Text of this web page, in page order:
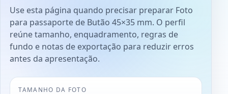
Use esta página quando precisar preparar Foto
para passaporte de Butão 45×35 mm. O perfil
reúne tamanho, enquadramento, regras de
fundo e notas de exportação para reduzir erros
antes da apresentação.
TAMANHO DA FOTO